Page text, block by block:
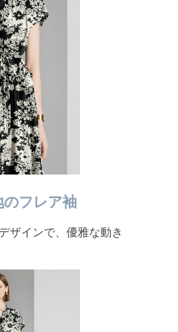
フレア袖
ザインで、優雅な動き